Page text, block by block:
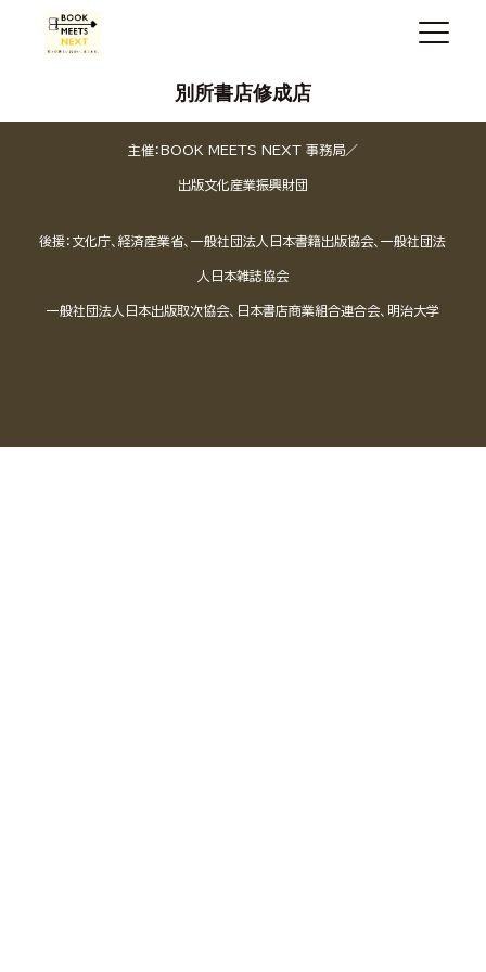
別所書店修成店
主催：BOOK MEETS NEXT 事務局／
出版文化産業振興財団
後援：文化庁、経済産業省、一般社団法人日本書籍出版協会、一般社団法
人日本雑誌協会
一般社団法人日本出版取次協会、日本書店商業組合連合会、明治大学